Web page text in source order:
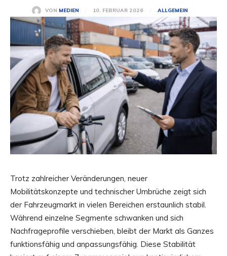
VON MEDIEN 10. FEBRUAR 2026 ALLGEMEIN
Trotz zahlreicher Veränderungen, neuer
Mobilitätskonzepte und technischer Umbrüche zeigt sich
der Fahrzeugmarkt in vielen Bereichen erstaunlich stabil.
Während einzelne Segmente schwanken und sich
Nachfrageprofile verschieben, bleibt der Markt als Ganzes
funktionsfähig und anpassungsfähig. Diese Stabilität